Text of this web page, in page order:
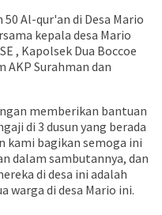
kepala desa Mario
, Kapolsek Dua Boccoe
AKP Surahman dan
memberikan bantuan
di 3 dusun yang berada
kami bagikan semoga ini
dalam sambutannya, dan
di desa ini adalah
warga di desa Mario ini.